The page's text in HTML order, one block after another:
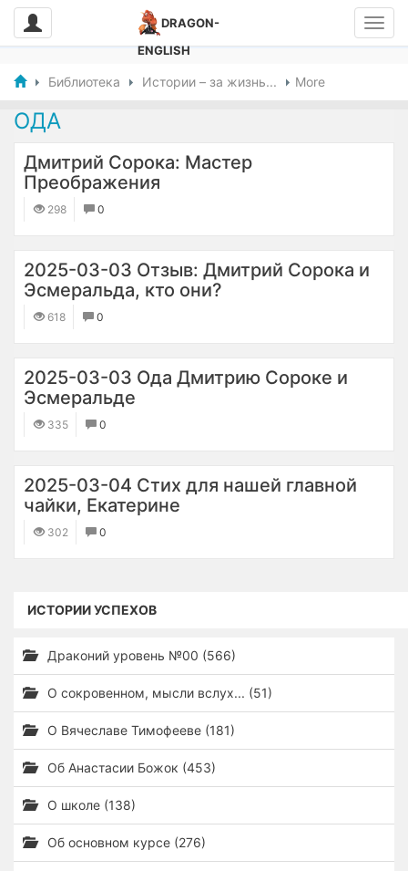
DRAGON-
ENGLISH
Библиотека Истории – за жизнь... More
ОДА
Дмитрий Сорока: Мастер
Преображения
298 0
2025-03-03 Отзыв: Дмитрий Сорока и
Эсмеральда, кто они?
618 0
2025-03-03 Ода Дмитрию Сороке и
Эсмеральде
335 0
2025-03-04 Стих для нашей главной
чайки, Екатерине
302 0
ИСТОРИИ УСПЕХОВ
Драконий уровень №00 (566)
О сокровенном, мысли вслух... (51)
О Вячеславе Тимофееве (181)
Об Анастасии Божок (453)
О школе (138)
Об основном курсе (276)